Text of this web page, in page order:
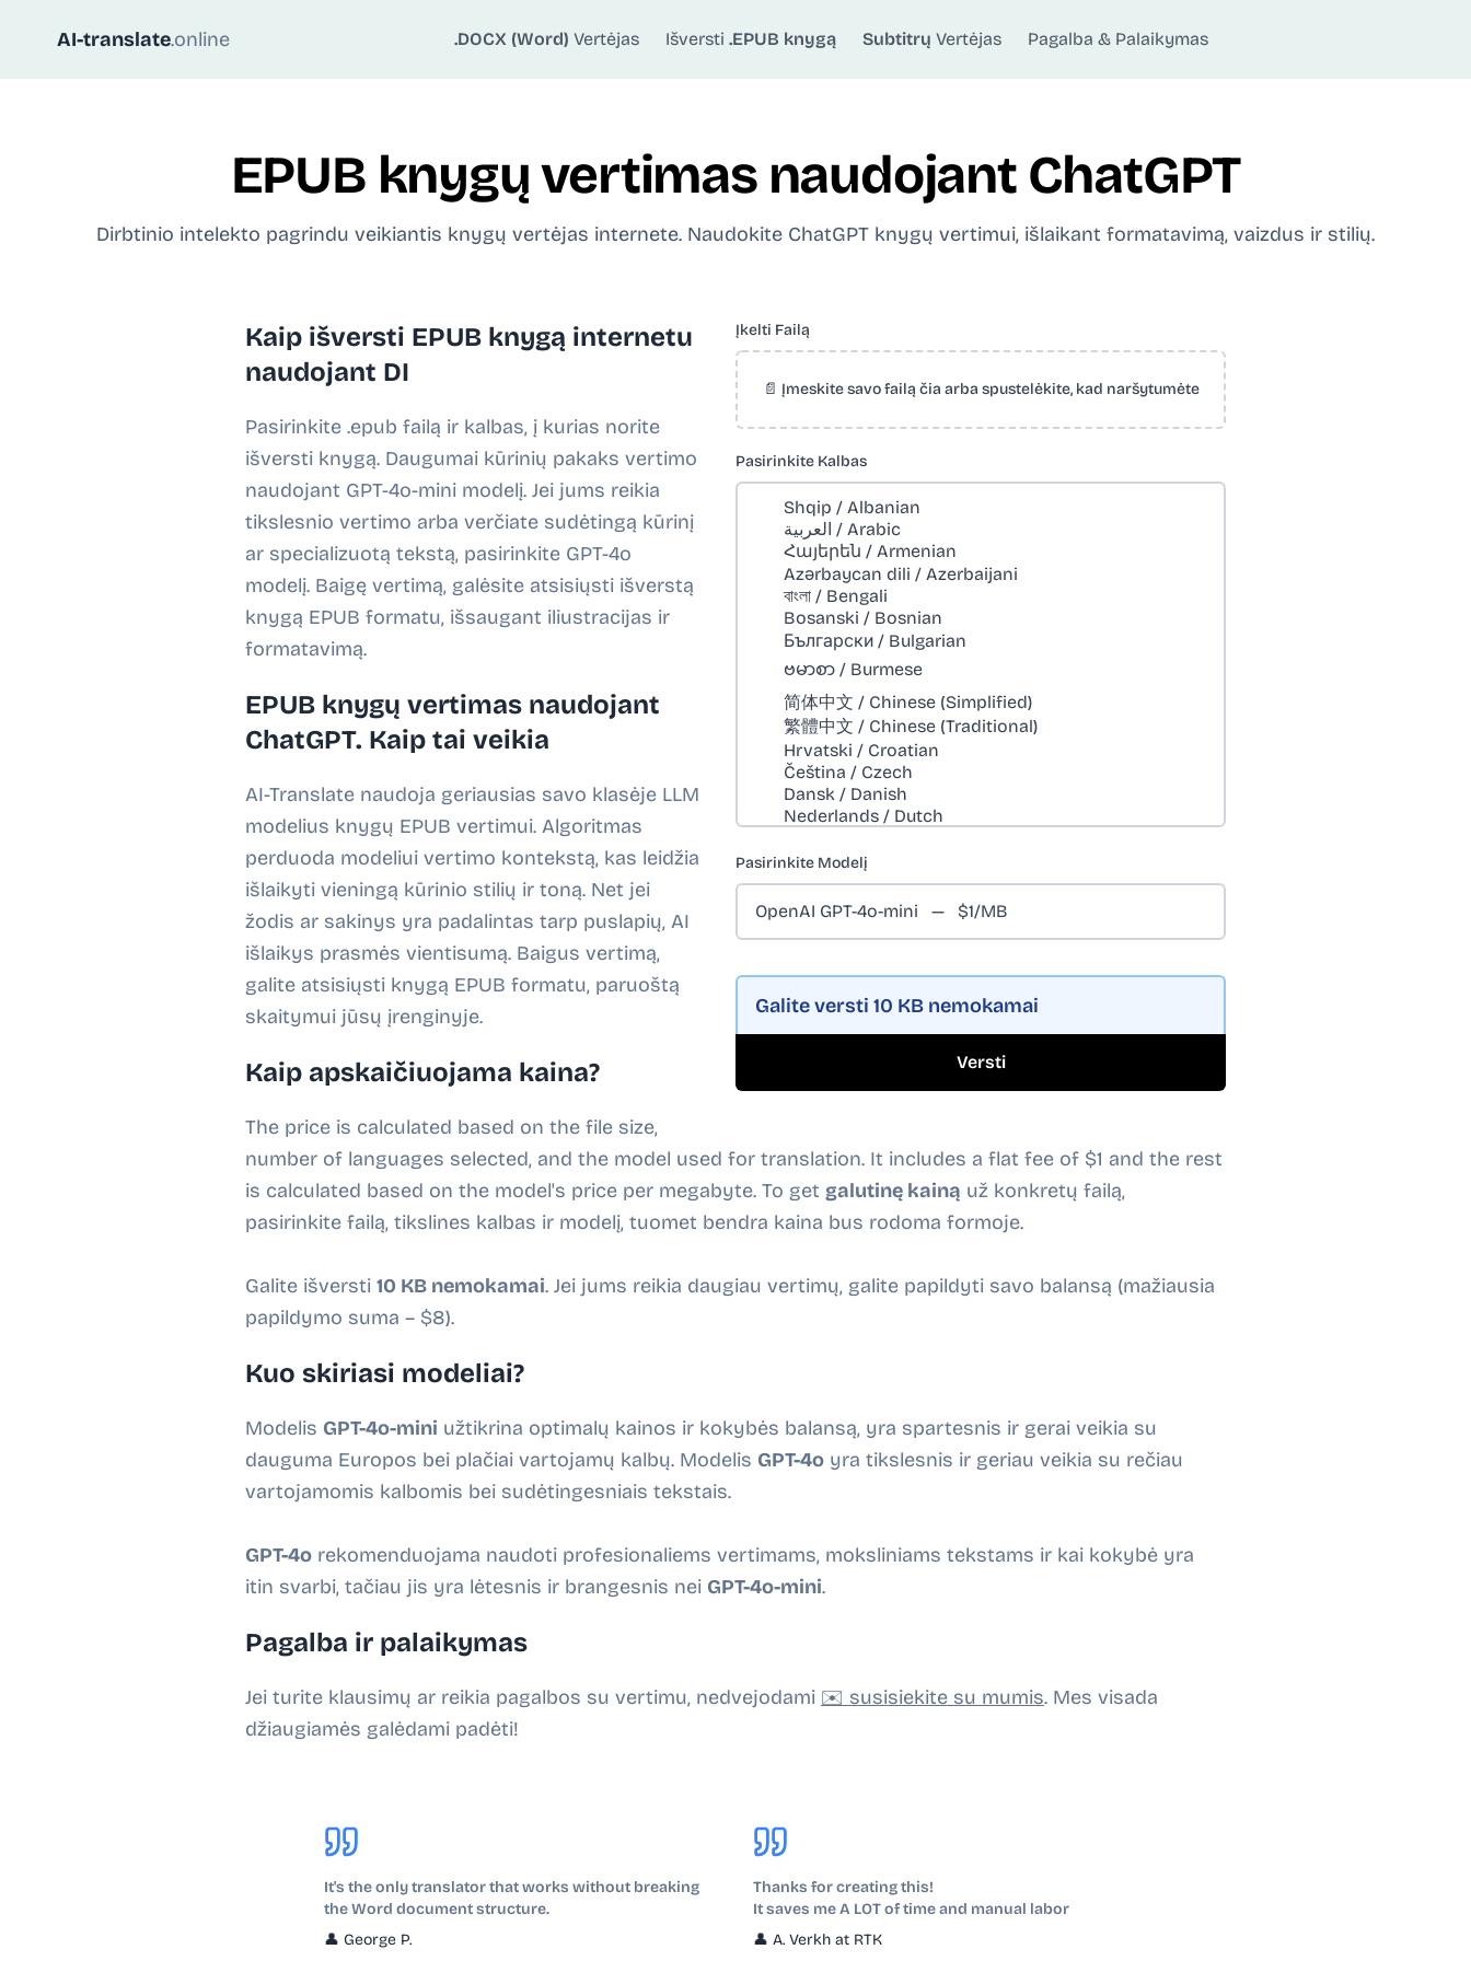
AI-translate.online .DOCX (Word) Vertėjas Išversti .EPUB knygą Subtitrų Vertėjas Pagalba & Palaikymas
EPUB knygų vertimas naudojant ChatGPT
Dirbtinio intelekto pagrindu veikiantis knygų vertėjas internete. Naudokite ChatGPT knygų vertimui, išlaikant formatavimą, vaizdus ir stilių.
Įkelti Failą
📄 Įmeskite savo failą čia arba spustelėkite, kad naršytumėte
Pasirinkite Kalbas
Pasirinkite Modelį
Galite versti 10 KB nemokamai
Versti
Kaip išversti EPUB knygą internetu
naudojant DI
Pasirinkite .epub failą ir kalbas, į kurias norite
išversti knygą. Daugumai kūrinių pakaks vertimo
naudojant GPT-4o-mini modelį. Jei jums reikia
tikslesnio vertimo arba verčiate sudėtingą kūrinį
ar specializuotą tekstą, pasirinkite GPT-4o
modelį. Baigę vertimą, galėsite atsisiųsti išverstą
knygą EPUB formatu, išsaugant iliustracijas ir
formatavimą.
EPUB knygų vertimas naudojant
ChatGPT. Kaip tai veikia
AI-Translate naudoja geriausias savo klasėje LLM
modelius knygų EPUB vertimui. Algoritmas
perduoda modeliui vertimo kontekstą, kas leidžia
išlaikyti vieningą kūrinio stilių ir toną. Net jei
žodis ar sakinys yra padalintas tarp puslapių, AI
išlaikys prasmės vientisumą. Baigus vertimą,
galite atsisiųsti knygą EPUB formatu, paruoštą
skaitymui jūsų įrenginyje.
Kaip apskaičiuojama kaina?
The price is calculated based on the file size,
number of languages selected, and the model used for translation. It includes a flat fee of $1 and the rest
is calculated based on the model's price per megabyte. To get galutinę kainą už konkretų failą,
pasirinkite failą, tikslines kalbas ir modelį, tuomet bendra kaina bus rodoma formoje.
Galite išversti 10 KB nemokamai. Jei jums reikia daugiau vertimų, galite papildyti savo balansą (mažiausia
papildymo suma – $8).
Kuo skiriasi modeliai?
Modelis GPT-4o-mini užtikrina optimalų kainos ir kokybės balansą, yra spartesnis ir gerai veikia su
dauguma Europos bei plačiai vartojamų kalbų. Modelis GPT-4o yra tikslesnis ir geriau veikia su rečiau
vartojamomis kalbomis bei sudėtingesniais tekstais.
GPT-4o rekomenduojama naudoti profesionaliems vertimams, moksliniams tekstams ir kai kokybė yra
itin svarbi, tačiau jis yra lėtesnis ir brangesnis nei GPT-4o-mini.
Pagalba ir palaikymas
Jei turite klausimų ar reikia pagalbos su vertimu, nedvejodami ✉️ susisiekite su mumis. Mes visada
džiaugiamės galėdami padėti!
It's the only translator that works without breaking
the Word document structure.
👤 George P.
Thanks for creating this!
It saves me A LOT of time and manual labor
👤 A. Verkh at RTK